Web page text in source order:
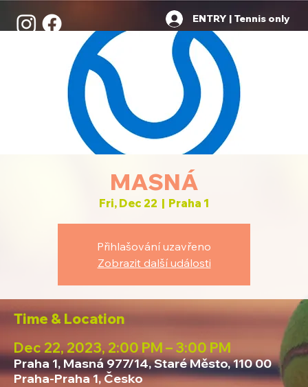
ENTRY | Tennis only
MASNÁ
Fri, Dec 22
  |
Praha 1
Přihlašování uzavřeno
Zobrazit další události
Time & Location
Dec 22, 2023, 2:00 PM – 3:00 PM
Praha 1, Masná 977/14, Staré Město, 110 00
Praha-Praha 1, Česko